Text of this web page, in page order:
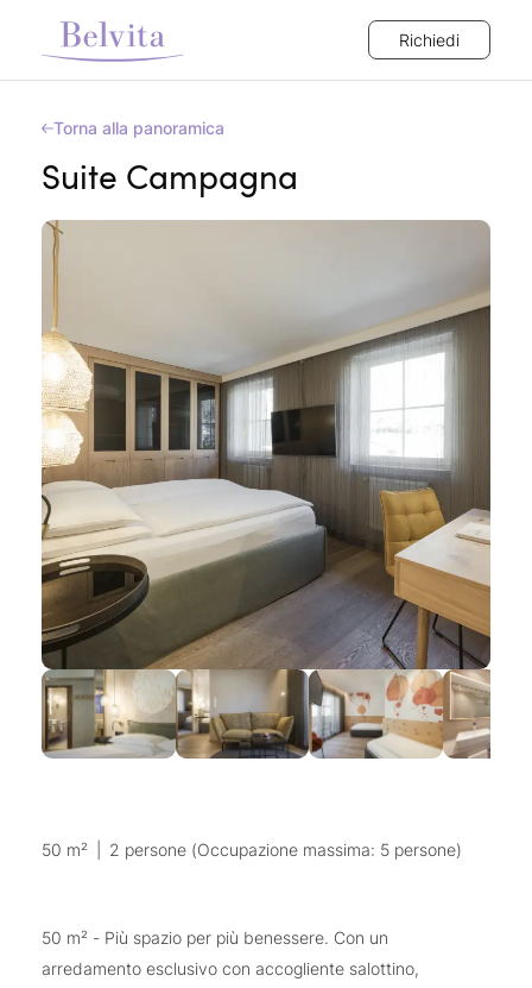
Richiedi
Torna alla panoramica
Suite Campagna
50 m² 2 persone (Occupazione massima: 5 persone)
50 m² - Più spazio per più benessere. Con un
arredamento esclusivo con accogliente salottino,